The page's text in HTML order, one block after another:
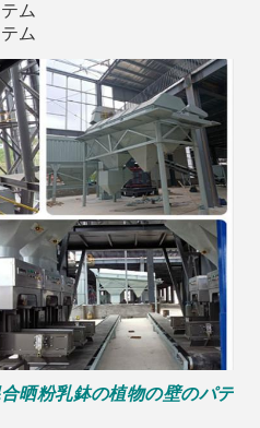
ム
ム
晒粉乳鉢の植物の壁のパテ